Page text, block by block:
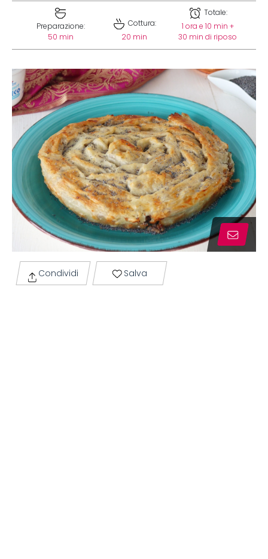
Preparazione:
50 min
Cottura:
20 min
Totale:
1 ora e 10 min +
30 min di riposo
Condividi Salva